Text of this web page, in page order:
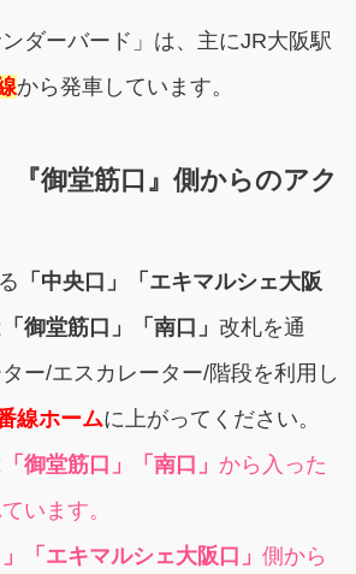
ダーバード」は、主にJR大阪駅
から発車しています。
『御堂筋口』側からのアク
「中央口」「エキマルシェ大阪
「御堂筋口」「南口」 改札を通
ー/エスカレーター/階段を利用し
線ホームに上がってください。
「御堂筋口」「南口」 から入った
います。
」「エキマルシェ大阪口」 側から